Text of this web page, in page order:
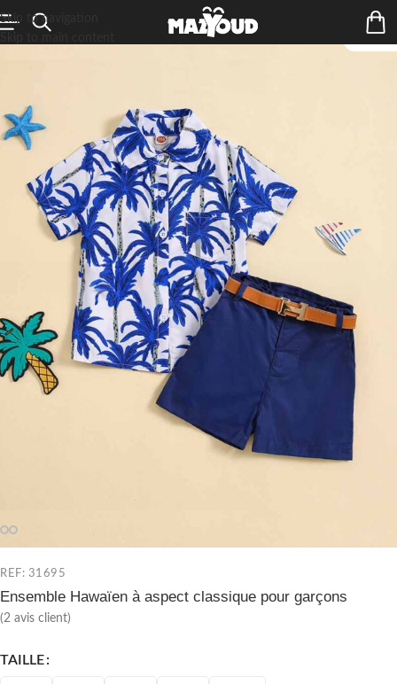
Skip to navigation
REF: 31695
Ensemble Hawaïen à aspect classique pour garçons
(2 avis client)
TAILLE